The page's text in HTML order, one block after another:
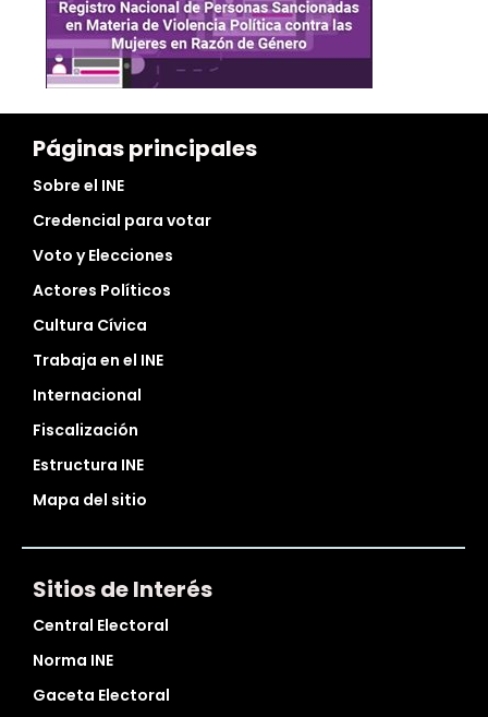
Páginas principales
Sobre el INE
Credencial para votar
Voto y Elecciones
Actores Políticos
Cultura Cívica
Trabaja en el INE
Internacional
Fiscalización
Estructura INE
Mapa del sitio
Sitios de Interés
Central Electoral
Norma INE
Gaceta Electoral